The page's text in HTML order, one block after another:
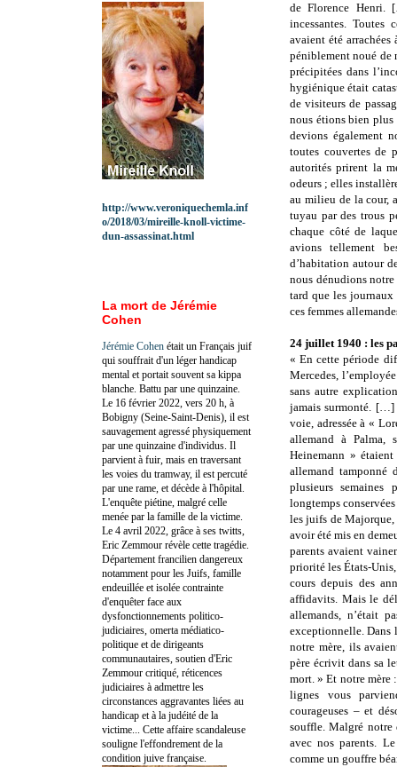
de Florence Henri.
incessantes. Toutes
avaient été
péniblement noué de
précipitées dans
hygiénique était
de visiteurs de
nous étions bien plus
devions également
toutes couvertes de
autorités prirent la
odeurs ; elles
au milieu de la cour,
tuyau par des trous
chaque côté de
avions tellement
d’habitation autour
nous dénudions
tard que les
ces femmes
24 juillet 1940 : les
« En cette période
Mercedes,
sans autre
jamais surmonté. […]
voie, adressée à «
allemand à Palma,
Heinemann »
allemand
plusieurs semaines
longtemps
les juifs de Majorque,
avoir été mis en
parents avaient
priorité les États-
cours depuis des
affidavits. Mais le
allemands, n’était
exceptionnelle. Dans
notre mère, ils
père écrivit dans sa
mort. » Et notre mère
lignes vous
courageuses – et
souffle. Malgré notre
avec nos parents.
comme un gouffre
http://www.veroniquechemla.inf
o/2018/03/mireille-knoll-victime-
dun-assassinat.html
La mort de Jérémie
Cohen
Jérémie Cohen était un Français juif
qui souffrait d'un léger handicap
mental et portait souvent sa kippa
blanche. Battu par une quinzaine.
Le 16 février 2022, vers 20 h, à
Bobigny (Seine-Saint-Denis), il est
sauvagement agressé physiquement
par une quinzaine d'individus. Il
parvient à fuir, mais en traversant
les voies du tramway, il est percuté
par une rame, et décède à l'hôpital.
L'enquête piétine, malgré celle
menée par la famille de la victime.
Le 4 avril 2022, grâce à ses twitts,
Eric Zemmour révèle cette tragédie.
Département francilien dangereux
notamment pour les Juifs, famille
endeuillée et isolée contrainte
d'enquêter face aux
dysfonctionnements politico-
judiciaires, omerta médiatico-
politique et de dirigeants
communautaires, soutien d'Eric
Zemmour critiqué, réticences
judiciaires à admettre les
circonstances aggravantes liées au
handicap et à la judéité de la
victime... Cette affaire scandaleuse
souligne l'effondrement de la
condition juive française.